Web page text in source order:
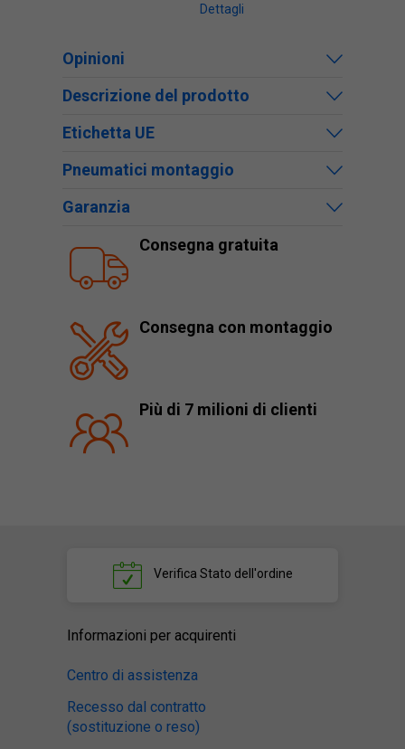
Dettagli
Opinioni
Descrizione del prodotto
Etichetta UE
Pneumatici montaggio
Garanzia
Consegna gratuita
Consegna con montaggio
Più di 7 milioni di clienti
Verifica Stato dell'ordine
Informazioni per acquirenti
Centro di assistenza
Recesso dal contratto
(sostituzione o reso)